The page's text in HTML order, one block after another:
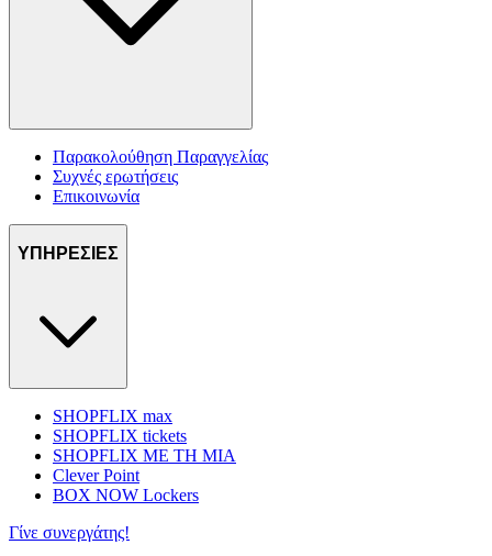
Παρακολούθηση Παραγγελίας
Συχνές ερωτήσεις
Επικοινωνία
ΥΠΗΡΕΣΙΕΣ
SHOPFLIX max
SHOPFLIX tickets
SHOPFLIX ΜΕ ΤΗ ΜΙΑ
Clever Point
BOX NOW Lockers
Γίνε συνεργάτης!